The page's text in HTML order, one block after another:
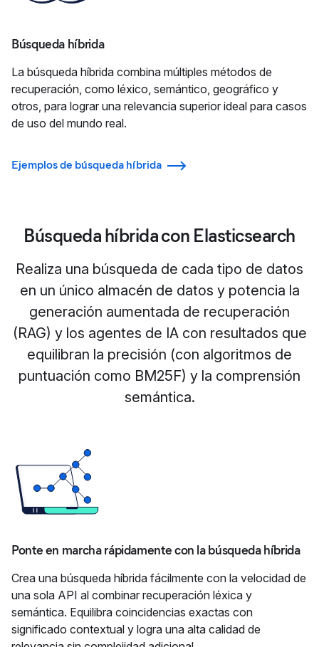
Búsqueda híbrida
La búsqueda híbrida combina múltiples métodos de
recuperación, como léxico, semántico, geográfico y
otros, para lograr una relevancia superior ideal para casos
de uso del mundo real.
Ejemplos de búsqueda híbrida
Búsqueda híbrida con Elasticsearch
Realiza una búsqueda de cada tipo de datos
en un único almacén de datos y potencia la
generación aumentada de recuperación
(RAG) y los agentes de IA con resultados que
equilibran la precisión (con algoritmos de
puntuación como BM25F) y la comprensión
semántica.
Ponte en marcha rápidamente con la búsqueda híbrida
Crea una búsqueda híbrida fácilmente con la velocidad de
una sola API al combinar recuperación léxica y
semántica. Equilibra coincidencias exactas con
significado contextual y logra una alta calidad de